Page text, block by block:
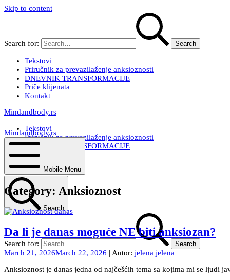
Skip to content
Search for:
Tekstovi
Priručnik za prevazilaženje anksioznosti
DNEVNIK TRANSFORMACIJE
Priče klijenata
Kontakt
Mindandbody.rs
Tekstovi
Priručnik za prevazilaženje anksioznosti
DNEVNIK TRANSFORMACIJE
Priče klijenata
Kontakt
Search
Search for:
Mindandbody.rs
Mobile Menu
Category: Anksioznost
Da li je danas moguće NE biti anksiozan?
March 21, 2026March 22, 2026 | Autor: jelena jelena
Anksioznost je danas jedna od najčešćih tema sa kojima mi se